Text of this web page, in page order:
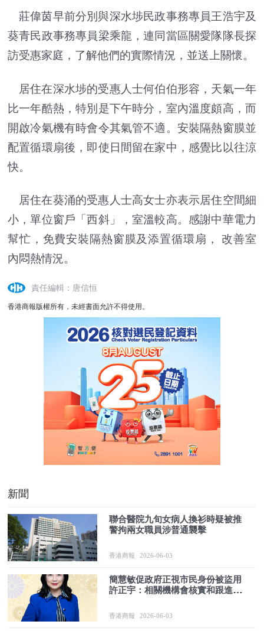
莊偉茵早前分別與深水埗民政事務專員王浩宇及
葵青民政事務專員梁乘龍，連同當區關愛隊隊長探
訪受惠家庭，了解他們的實際情況，並送上關懷。
居住在深水埗的受惠人士何伯伯形容，天氣一年
比一年酷熱，特別是下午時分，室內溫度頗高，而
開啟冷氣機有時會令其氣管不適。安裝隔熱窗膜並
配置循環扇後，即使日間留在家中，感覺比以往涼
快。
居住在葵涌的受惠人士高女士亦表示居住空間細
小，單位窗戶「西斜」，室溫較高。感謝中華電力
幫忙，免費安裝隔熱窗膜及添置循環扇， 改善室
內悶熱情況。
責任編輯：唐信恒
香港商報版權所有，未經書面允許不得使用。
新聞
聯合醫院九旬女病人換衫時疑被推
警拘兩女職員涉普通襲擊
香港商報 2026-06-03
簡慧敏促政府正視市民身份被盜用
許正宇：相關機構會核實和跟進個
香港商報 2026-06-03